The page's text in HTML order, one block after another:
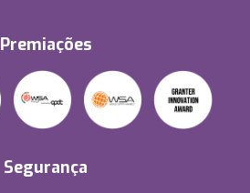
Premiações
Segurança